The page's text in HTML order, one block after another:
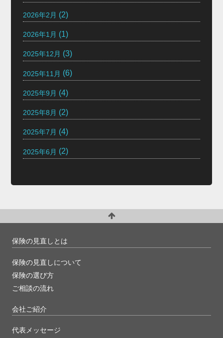
2026年2月 (2)
2026年1月 (1)
2025年12月 (3)
2025年11月 (6)
2025年9月 (4)
2025年8月 (2)
2025年7月 (4)
2025年6月 (2)
保険の見直しとは
保険の見直しについて
保険の選び方
ご相談の流れ
会社ご紹介
代表メッセージ